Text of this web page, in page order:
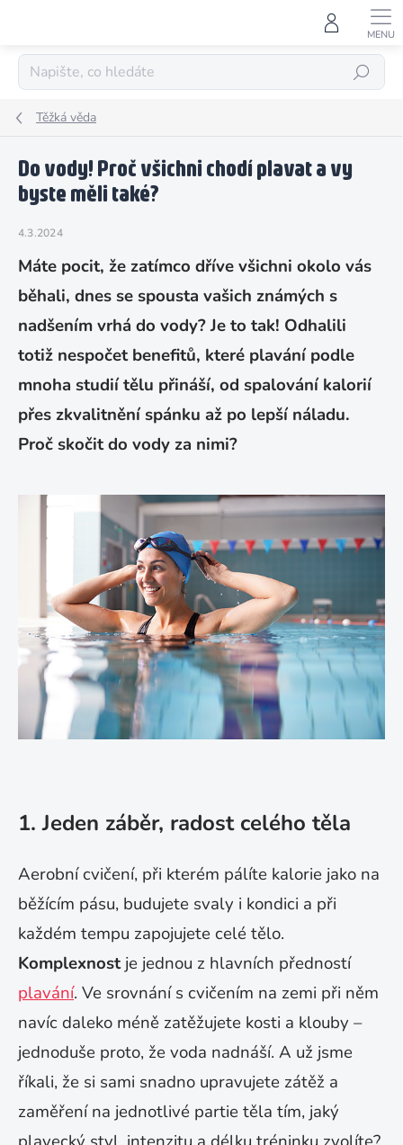
HLEDAT
Těžká věda
Do vody! Proč všichni chodí plavat a vy
byste měli také?
4.3.2024
Máte pocit, že zatímco dříve všichni okolo vás
běhali, dnes se spousta vašich známých s
nadšením vrhá do vody? Je to tak! Odhalili
totiž nespočet benefitů, které plavání podle
mnoha studií tělu přináší, od spalování kalorií
přes zkvalitnění spánku až po lepší náladu.
Proč skočit do vody za nimi?
1. Jeden záběr, radost celého těla
Aerobní cvičení, při kterém pálíte kalorie jako na
běžícím pásu, budujete svaly i kondici a při
každém tempu zapojujete celé tělo.
Komplexnostje jednou z hlavních předností
plavání. Ve srovnání s cvičením na zemi při něm
navíc daleko méně zatěžujete kosti a klouby –
jednoduše proto, že voda nadnáší. A už jsme
říkali, že si sami snadno upravujete zátěž a
zaměření na jednotlivé partie těla tím, jaký